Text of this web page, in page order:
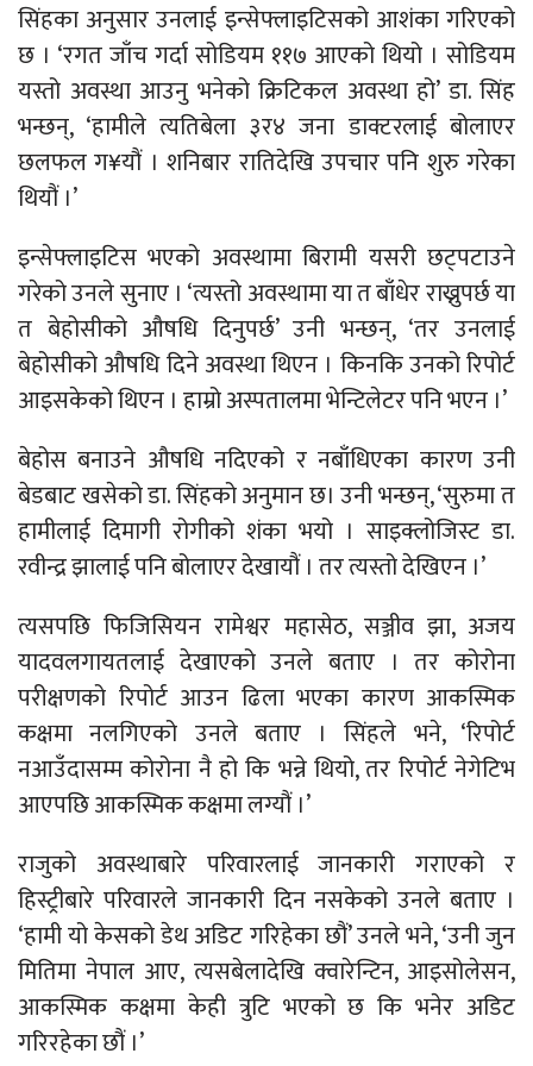
सिंहका अनुसार उनलाई इन्सेफ्लाइटिसको आशंका गरिएको
छ । ‘रगत जाँच गर्दा सोडियम ११७ आएको थियो । सोडियम
यस्तो अवस्था आउनु भनेको क्रिटिकल अवस्था हो’ डा. सिंह
भन्छन्, ‘हामीले त्यतिबेला ३र४ जना डाक्टरलाई बोलाएर
छलफल ग¥यौं । शनिबार रातिदेखि उपचार पनि शुरु गरेका
थियौं ।’
इन्सेफ्लाइटिस भएको अवस्थामा बिरामी यसरी छट्पटाउने
गरेको उनले सुनाए । ‘त्यस्तो अवस्थामा या त बाँधेर राख्नुपर्छ या
त बेहोसीको औषधि दिनुपर्छ’ उनी भन्छन्, ‘तर उनलाई
बेहोसीको औषधि दिने अवस्था थिएन । किनकि उनको रिपोर्ट
आइसकेको थिएन । हाम्रो अस्पतालमा भेन्टिलेटर पनि भएन ।’
बेहोस बनाउने औषधि नदिएको र नबाँधिएका कारण उनी
बेडबाट खसेको डा. सिंहको अनुमान छ। उनी भन्छन्, ‘सुरुमा त
हामीलाई दिमागी रोगीको शंका भयो । साइक्लोजिस्ट डा.
रवीन्द्र झालाई पनि बोलाएर देखायौं । तर त्यस्तो देखिएन ।’
त्यसपछि फिजिसियन रामेश्वर महासेठ, सञ्जीव झा, अजय
यादवलगायतलाई देखाएको उनले बताए । तर कोरोना
परीक्षणको रिपोर्ट आउन ढिला भएका कारण आकस्मिक
कक्षमा नलगिएको उनले बताए । सिंहले भने, ‘रिपोर्ट
नआउँदासम्म कोरोना नै हो कि भन्ने थियो, तर रिपोर्ट नेगेटिभ
आएपछि आकस्मिक कक्षमा लग्यौं ।’
राजुको अवस्थाबारे परिवारलाई जानकारी गराएको र
हिस्ट्रीबारे परिवारले जानकारी दिन नसकेको उनले बताए ।
‘हामी यो केसको डेथ अडिट गरिहेका छौं’ उनले भने, ‘उनी जुन
मितिमा नेपाल आए, त्यसबेलादेखि क्वारेन्टिन, आइसोलेसन,
आकस्मिक कक्षमा केही त्रुटि भएको छ कि भनेर अडिट
गरिरहेका छौं ।’